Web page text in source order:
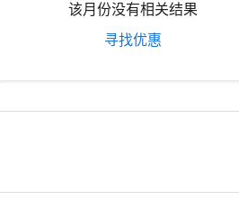
该月份没有相关结果
寻找优惠
TSN–VIE: